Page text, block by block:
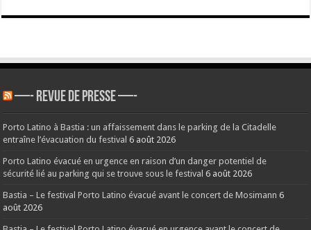
—- REVUE DE PRESSE —-
Porto Latino à Bastia : un affaissement dans le parking de la Citadelle
entraîne l’évacuation du festival 6 août 2026
Porto Latino évacué en urgence en raison d’un danger potentiel de
sécurité lié au parking qui se trouve sous le festival 6 août 2026
Bastia – Le festival Porto Latino évacué avant le concert de Mosimann 6
août 2026